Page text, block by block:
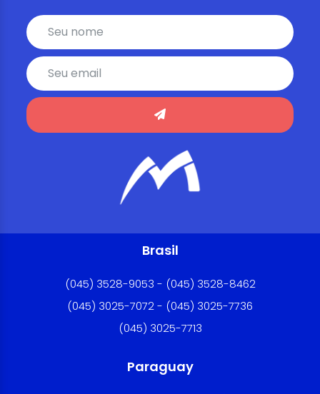
Brasil
(045) 3528-9053 - (045) 3528-8462
(045) 3025-7072 - (045) 3025-7736
(045) 3025-7713
Paraguay